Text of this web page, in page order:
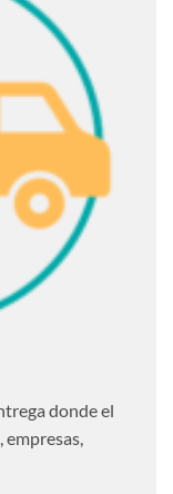
donde el
empresas,